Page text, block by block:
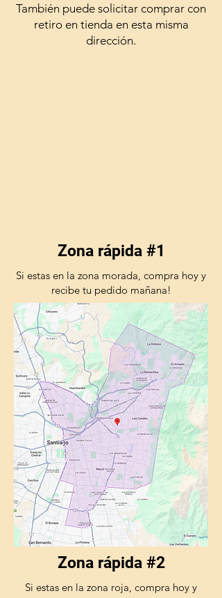
También puede solicitar comprar con
retiro en tienda en esta misma
dirección.
Zona rápida #1
Si estas en la zona morada, compra hoy y
recibe tu pedido mañana!
Zona rápida #2
Si estas en la zona roja, compra hoy y